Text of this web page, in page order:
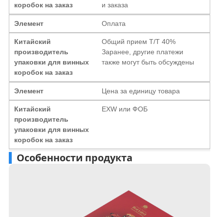
коробок на заказ и заказа
Элемент Оплата
Китайский
производитель
упаковки для винных
коробок на заказ
Общий прием T/T 40%
Заранее, другие платежи
также могут быть обсуждены
Элемент Цена за единицу товара
Китайский
производитель
упаковки для винных
коробок на заказ
EXW или ФОБ
Особенности продукта